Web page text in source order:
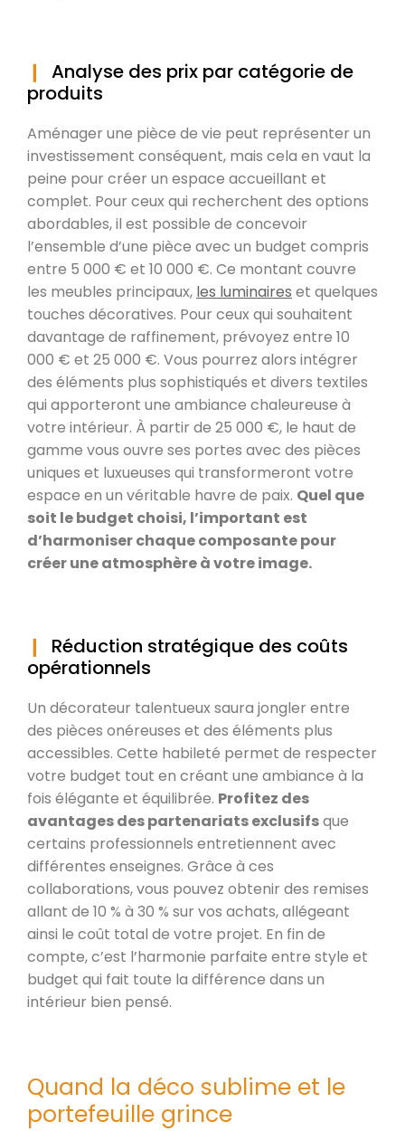
Analyse des prix par catégorie de
produits
Aménager une pièce de vie peut représenter un
investissement conséquent, mais cela en vaut la
peine pour créer un espace accueillant et
complet. Pour ceux qui recherchent des options
abordables, il est possible de concevoir
l’ensemble d’une pièce avec un budget compris
entre 5 000 € et 10 000 €. Ce montant couvre
les meubles principaux, les luminaires et quelques
touches décoratives. Pour ceux qui souhaitent
davantage de raffinement, prévoyez entre 10
000 € et 25 000 €. Vous pourrez alors intégrer
des éléments plus sophistiqués et divers textiles
qui apporteront une ambiance chaleureuse à
votre intérieur. À partir de 25 000 €, le haut de
gamme vous ouvre ses portes avec des pièces
uniques et luxueuses qui transformeront votre
espace en un véritable havre de paix. Quel que
soit le budget choisi, l’important est
d’harmoniser chaque composante pour
créer une atmosphère à votre image.
Réduction stratégique des coûts
opérationnels
Un décorateur talentueux saura jongler entre
des pièces onéreuses et des éléments plus
accessibles. Cette habileté permet de respecter
votre budget tout en créant une ambiance à la
fois élégante et équilibrée. Profitez des
avantages des partenariats exclusifsque
certains professionnels entretiennent avec
différentes enseignes. Grâce à ces
collaborations, vous pouvez obtenir des remises
allant de 10 % à 30 % sur vos achats, allégeant
ainsi le coût total de votre projet. En fin de
compte, c’est l’harmonie parfaite entre style et
budget qui fait toute la différence dans un
intérieur bien pensé.
Quand la déco sublime et le
portefeuille grince